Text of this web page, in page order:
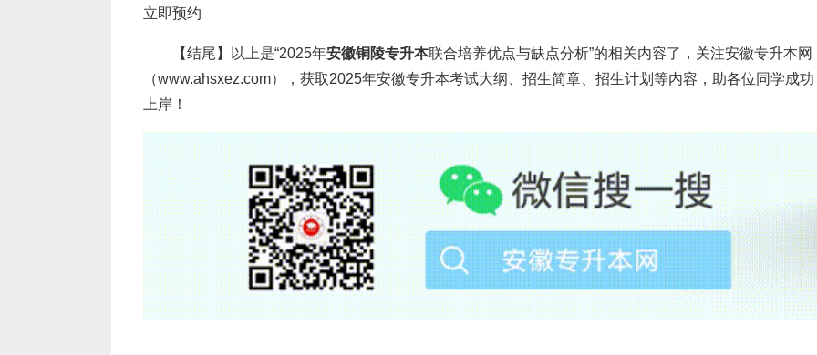
校会为这部分同学提供最好的学习环境，安排本校最好的老师给这部分同学上课，同时提供的住宿环境也
2025年安徽铜陵专升本联合培养缺点：
一所高校所能带给学生的学习资源包括上课传授的知识、学校的软硬件设施给同学提供的学习机会以
及学校所处的位置所能带来相互联动和交流的学习机会和资源，联合培养的学生都没有办法享受到。
2.学习环境较差
就整个学校的大环境来说，本科院校的学习氛围会比专科院校浓重很多，受学校学习氛围的影响，老
师、学生之间可以实现相互带动和互促互进。而联合培养的考生学习环境和专科时一样，学习环境相对差
些。
立即预约
【结尾】以上是“2025年安徽铜陵专升本联合培养优点与缺点分析”的相关内容了，关注安徽专升本网
（www.ahsxez.com），获取2025年安徽专升本考试大纲、招生简章、招生计划等内容，助各位同学成功
上岸！